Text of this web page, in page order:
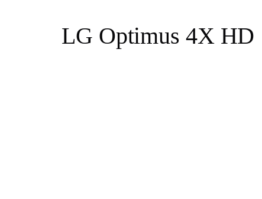
LG Optimus 4X HD